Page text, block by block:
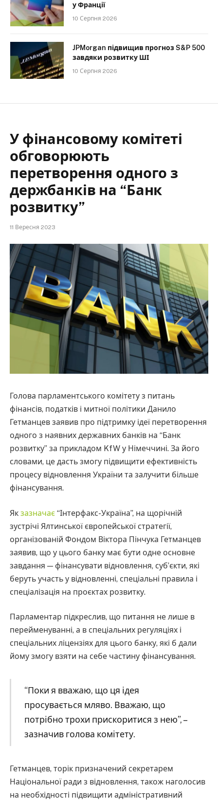
у Франції
10 Серпня 2026
JPMorgan підвищив прогноз S&P 500
завдяки розвитку ШІ
10 Серпня 2026
У фінансовому комітеті
обговорюють
перетворення одного з
держбанків на “Банк
розвитку”
11 Вересня 2023
Голова парламентського комітету з питань
фінансів, податків і митної політики Данило
Гетманцев заявив про підтримку ідеї перетворення
одного з наявних державних банків на “Банк
розвитку” за прикладом KfW у Німеччині. За його
словами, це дасть змогу підвищити ефективність
процесу відновлення України та залучити більше
фінансування.
Як зазначає “Інтерфакс-Україна”, на щорічній
зустрічі Ялтинської європейської стратегії,
організованій Фондом Віктора Пінчука Гетманцев
заявив, що у цього банку має бути одне основне
завдання — фінансувати відновлення, суб’єкти, які
беруть участь у відновленні, спеціальні правила і
спеціалізація на проєктах розвитку.
Парламентар підкреслив, що питання не лише в
перейменуванні, а в спеціальних регуляціях і
спеціальних ліцензіях для цього банку, які б дали
йому змогу взяти на себе частину фінансування.
“Поки я вважаю, що ця ідея
просувається мляво. Вважаю, що
потрібно трохи прискоритися з нею”, –
зазначив голова комітету.
Гетманцев, торік призначений секретарем
Національної ради з відновлення, також наголосив
на необхідності підвищити адміністративний